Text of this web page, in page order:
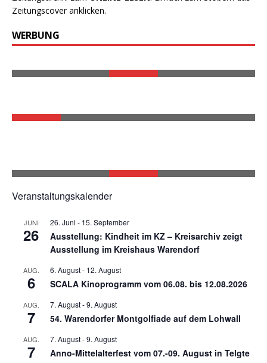
Zeitungscover anklicken.
WERBUNG
Veranstaltungskalender
JUNI
26
26. Juni - 15. September
Ausstellung: Kindheit im KZ – Kreisarchiv zeigt
Ausstellung im Kreishaus Warendorf
AUG.
6
6. August- 12. August
SCALA Kinoprogramm vom 06.08. bis 12.08.2026
AUG.
7
7. August-9. August
54. Warendorfer Montgolfiade auf dem Lohwall
AUG.
7
7. August-9. August
Anno-Mittelalterfest vom 07.-09. August in Telgte